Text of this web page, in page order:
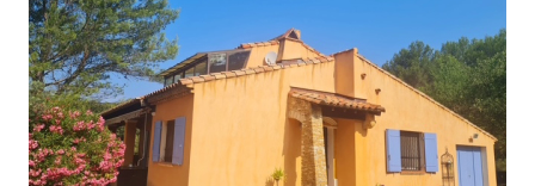
voir le bien